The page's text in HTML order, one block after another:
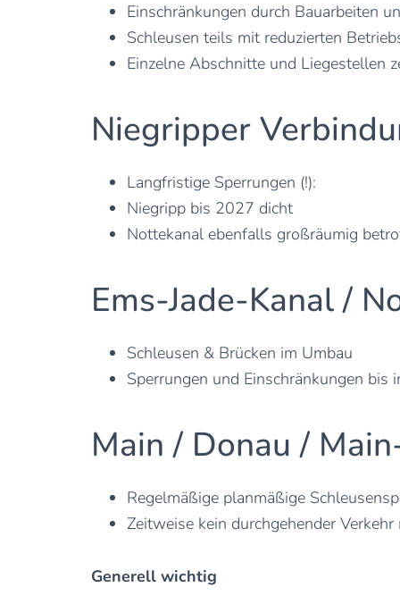
Einschränkungen durch Bauarbeiten
Schleusen teils mit reduzierten
Einzelne Abschnitte und Liegestellen
Niegripper
Langfristige Sperrungen (!):
Niegripp bis 2027 dicht
Nottekanal ebenfalls großräumig
Ems-Jade-Kanal /
Schleusen & Brücken im Umbau
Sperrungen und Einschränkungen bis
Main / Donau /
Regelmäßige planmäßige
Zeitweise kein durchgehender Verkehr
Generell wichtig